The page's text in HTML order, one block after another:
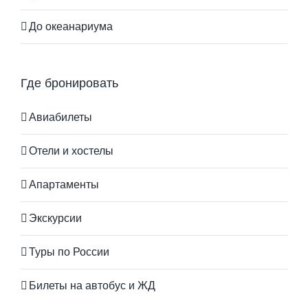
До океанариума
Где бронировать
Авиабилеты
Отели и хостелы
Апартаменты
Экскурсии
Туры по России
Билеты на автобус и ЖД